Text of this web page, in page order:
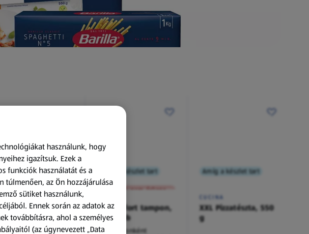
a készlet tart
tampon,
darab
darabonként
Amíg a készlet tart
XXL
A termék nem érkezett meg!
Procomfort tampon,
54 darab
54 darabonként
Amíg a készlet tart
CUCINA
XXL Pizzatészta, 550
g
használunk, hogy
igazítsuk. Ezek a
funkciók használatát és a
túlmenően, az Ön hozzájárulása
sütiket használunk,
Ennek során az adatok az
továbbításra, ahol a személyes
(az úgynevezett „Data